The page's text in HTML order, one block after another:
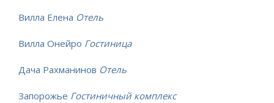
Вилла Елена Отель
Вилла Онейро Гостиница
Дача Рахманинов Отель
Запорожье Гостиничный комплекс